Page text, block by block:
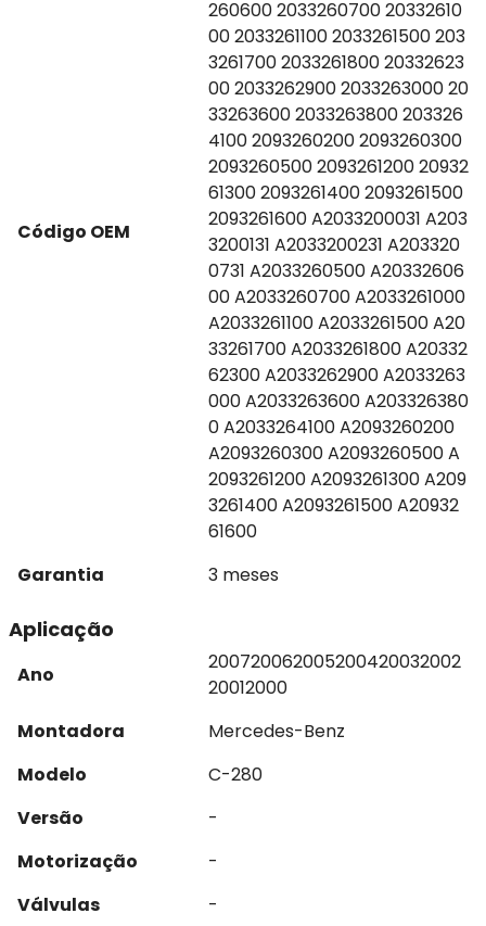
Código OEM
260600 2033260700 20332610
00 2033261100 2033261500 203
3261700 2033261800 20332623
00 2033262900 2033263000 20
33263600 2033263800 203326
4100 2093260200 2093260300
2093260500 2093261200 20932
61300 2093261400 2093261500
2093261600 A2033200031 A203
3200131 A2033200231 A203320
0731 A2033260500 A20332606
00 A2033260700 A2033261000
A2033261100 A2033261500 A20
33261700 A2033261800 A20332
62300 A2033262900 A2033263
000 A2033263600 A203326380
0 A2033264100 A2093260200
A2093260300 A2093260500 A
2093261200 A2093261300 A209
3261400 A2093261500 A20932
61600
Garantia
3 meses
Aplicação
Ano
200720062005200420032002
20012000
Montadora
Mercedes-Benz
Modelo
C-280
Versão
-
Motorização
-
Válvulas
-